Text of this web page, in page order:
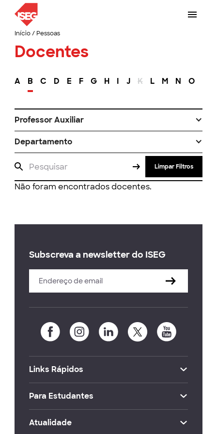
Início/ Pessoas
Docentes
A B C D E F G H I J K L M N O
Professor Auxiliar
Departamento
Limpar Filtros
Não foram encontrados docentes.
Subscreva a newsletter do ISEG
Links Rápidos
Para Estudantes
Atualidade